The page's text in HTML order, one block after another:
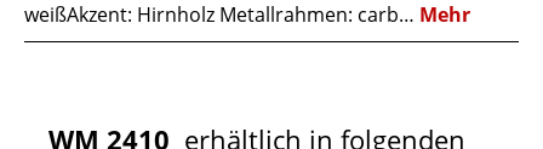
weißAkzent: Hirnholz Metallrahmen: carb… Mehr
WM 2410 erhältlich in folgenden